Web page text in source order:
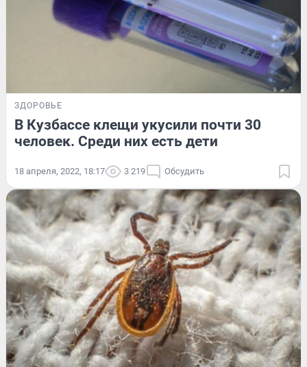
ЗДОРОВЬЕ
В Кузбассе клещи укусили почти 30
человек. Среди них есть дети
18 апреля, 2022, 18:17 3 219 Обсудить